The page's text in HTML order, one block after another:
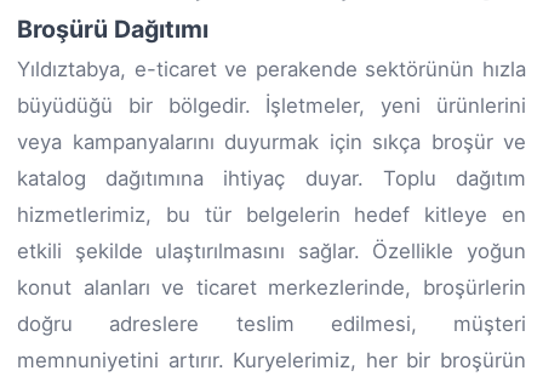
Broşürü Dağıtımı
Yıldıztabya, e-ticaret ve perakende sektörünün hızla
büyüdüğü bir bölgedir. İşletmeler, yeni ürünlerini
veya kampanyalarını duyurmak için sıkça broşür ve
katalog dağıtımına ihtiyaç duyar. Toplu dağıtım
hizmetlerimiz, bu tür belgelerin hedef kitleye en
etkili şekilde ulaştırılmasını sağlar. Özellikle yoğun
konut alanları ve ticaret merkezlerinde, broşürlerin
doğru adreslere teslim edilmesi, müşteri
memnuniyetini artırır. Kuryelerimiz, her bir broşürün